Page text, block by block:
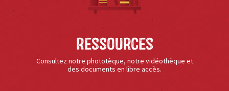
Ressources
Consultez notre phototèque, notre vidéothèque et
des documents en libre accès.